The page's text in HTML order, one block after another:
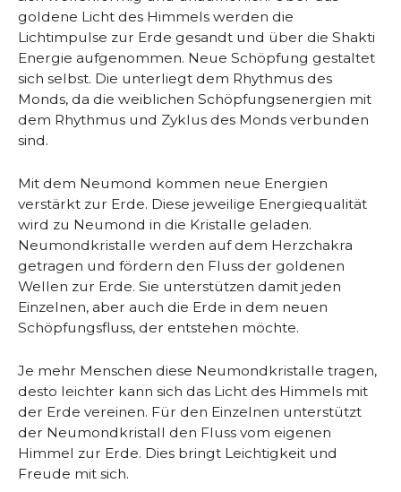
goldene Licht des Himmels werden die
Lichtimpulse zur Erde gesandt und über die Shakti
Energie aufgenommen. Neue Schöpfung gestaltet
sich selbst. Die unterliegt dem Rhythmus des
Monds, da die weiblichen Schöpfungsenergien mit
dem Rhythmus und Zyklus des Monds verbunden
sind.
Mit dem Neumond kommen neue Energien
verstärkt zur Erde. Diese jeweilige Energiequalität
wird zu Neumond in die Kristalle geladen.
Neumondkristalle werden auf dem Herzchakra
getragen und fördern den Fluss der goldenen
Wellen zur Erde. Sie unterstützen damit jeden
Einzelnen, aber auch die Erde in dem neuen
Schöpfungsfluss, der entstehen möchte.
Je mehr Menschen diese Neumondkristalle tragen,
desto leichter kann sich das Licht des Himmels mit
der Erde vereinen. Für den Einzelnen unterstützt
der Neumondkristall den Fluss vom eigenen
Himmel zur Erde. Dies bringt Leichtigkeit und
Freude mit sich.